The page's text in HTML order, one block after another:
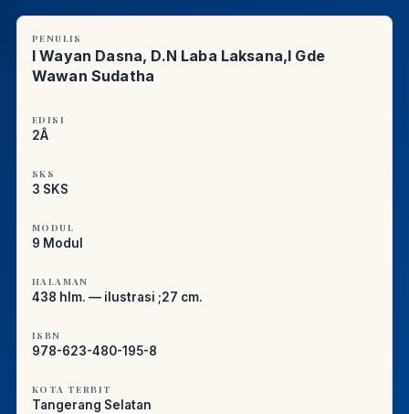
PENULIS
I Wayan Dasna, D.N Laba Laksana,I Gde
Wawan Sudatha
EDISI
2Â
SKS
3 SKS
MODUL
9 Modul
HALAMAN
438 hlm. — ilustrasi ;27 cm.
ISBN
978-623-480-195-8
KOTA TERBIT
Tangerang Selatan